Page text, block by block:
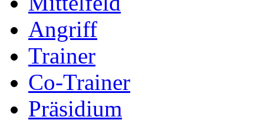
Angriff
Trainer
Co-Trainer
Präsidium